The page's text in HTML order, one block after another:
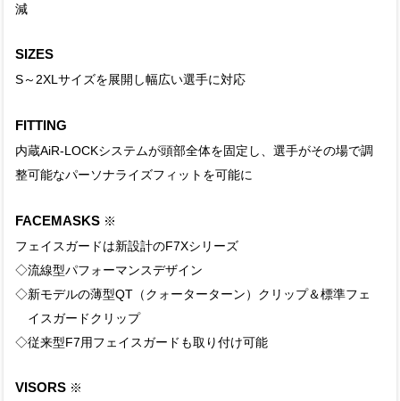
減
SIZES
S～2XLサイズを展開し幅広い選手に対応
FITTING
内蔵AiR-LOCKシステムが頭部全体を固定し、選手がその場で調
整可能なパーソナライズフィットを可能に
FACEMASKS ※
フェイスガードは新設計のF7Xシリーズ
◇流線型パフォーマンスデザイン
◇新モデルの薄型QT（クォーターターン）クリップ＆標準フェ
イスガードクリップ
◇従来型F7用フェイスガードも取り付け可能
VISORS ※